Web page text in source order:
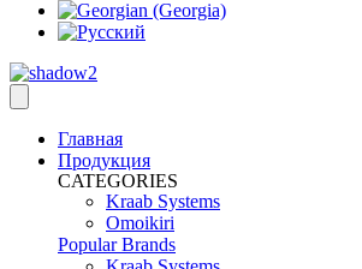
Главная
Продукция
CATEGORIES
Kraab Systems
Omoikiri
Popular Brands